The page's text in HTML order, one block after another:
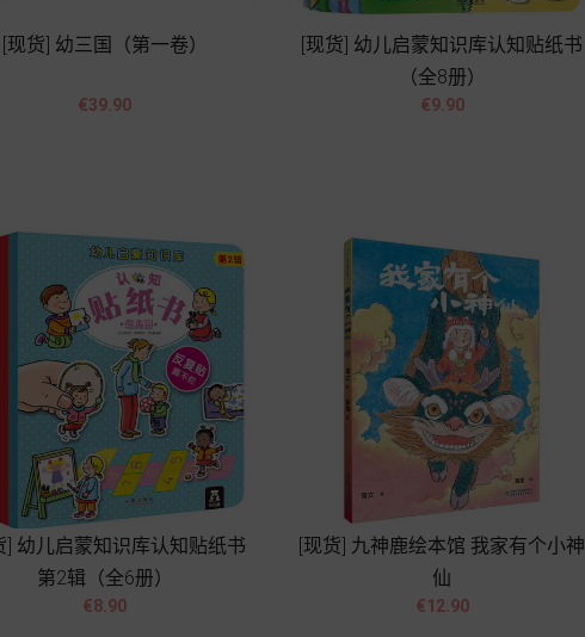
[现货] 幼三国（第一卷）
Price
€39.90

[现货] 幼儿启蒙知识库认知贴纸书
（全8册）
Price
€9.90
 
] 幼儿启蒙知识库认知贴纸书
第2辑（全6册）
Price
€8.90
 
[现货] 九神鹿绘本馆 我家有个小神
仙
Price
€12.90
